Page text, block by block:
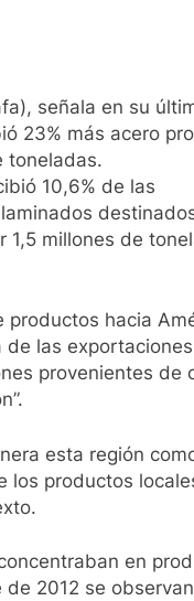
señala en su
23% más acero
toneladas.
10,6% de las
1,5 millones de
hacia
las
provenientes de
esta región
los productos
en
2012 se